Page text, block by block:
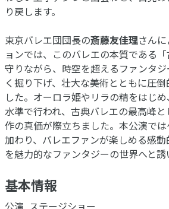
り戻します。
東京バレエ団団長の斎藤友佳理さん
ョンでは、このバレエの本質である
守りながら、時空を超えるファンタ
く掘り下げ、壮大な美術とともに圧
した。オーロラ姫やリラの精をはじ
水準で行われ、古典バレエの最高峰
作の真価が際立ちました。本公演で
加わり、バレエファンが楽しめる感
を魅力的なファンタジーの世界へと誘
基本情報
公演, ステージショー